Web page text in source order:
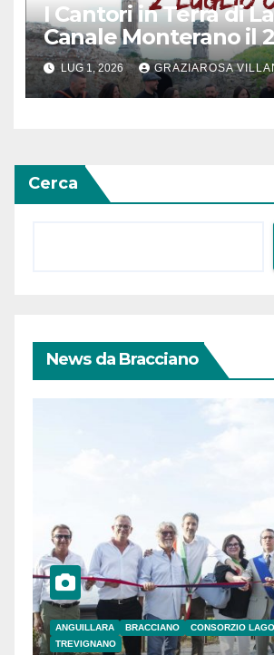
I Cantori in Terra di
Canale Monterano il
LUG 1, 2026 GRAZIAROSA
Cerca
News da Bracciano
ANGUILLARA BRACCIANO
CONSORZIO
TREVIGNANO